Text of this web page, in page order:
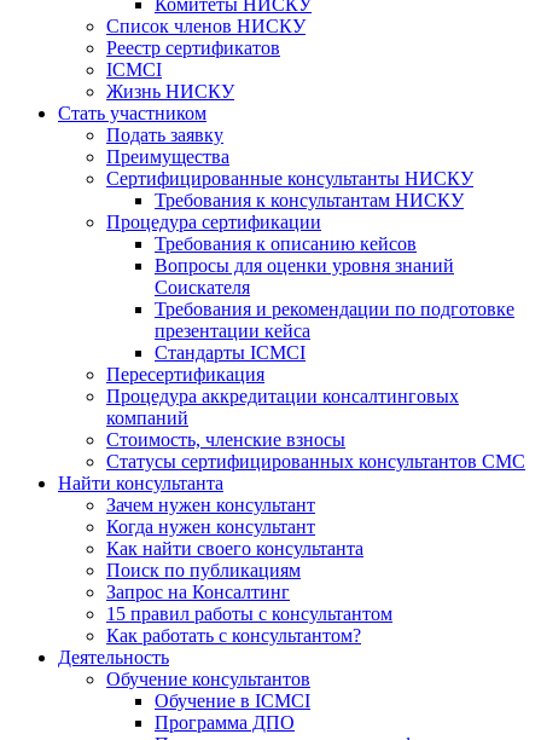
Комитеты НИСКУ
Список членов НИСКУ
Реестр сертификатов
ICMCI
Жизнь НИСКУ
Стать участником
Подать заявку
Преимущества
Сертифицированные консультанты НИСКУ
Требования к консультантам НИСКУ
Процедура сертификации
Требования к описанию кейсов
Вопросы для оценки уровня знаний
Соискателя
Требования и рекомендации по подготовке
презентации кейса
Стандарты ICMCI
Пересертификация
Процедура аккредитации консалтинговых
компаний
Стоимость, членские взносы
Статусы сертифицированных консультантов СМС
Найти консультанта
Зачем нужен консультант
Когда нужен консультант
Как найти своего консультанта
Поиск по публикациям
Запрос на Консалтинг
15 правил работы с консультантом
Как работать с консультантом?
Деятельность
Обучение консультантов
Обучение в ICMCI
Программа ДПО